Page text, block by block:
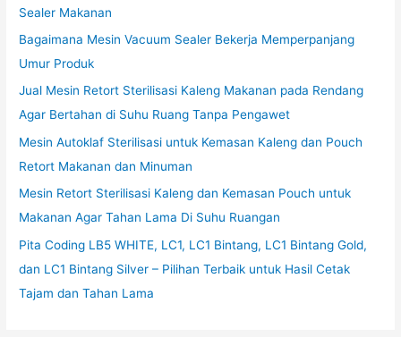
Sealer Makanan
Bagaimana Mesin Vacuum Sealer Bekerja Memperpanjang
Umur Produk
Jual Mesin Retort Sterilisasi Kaleng Makanan pada Rendang
Agar Bertahan di Suhu Ruang Tanpa Pengawet
Mesin Autoklaf Sterilisasi untuk Kemasan Kaleng dan Pouch
Retort Makanan dan Minuman
Mesin Retort Sterilisasi Kaleng dan Kemasan Pouch untuk
Makanan Agar Tahan Lama Di Suhu Ruangan
Pita Coding LB5 WHITE, LC1, LC1 Bintang, LC1 Bintang Gold,
dan LC1 Bintang Silver – Pilihan Terbaik untuk Hasil Cetak
Tajam dan Tahan Lama